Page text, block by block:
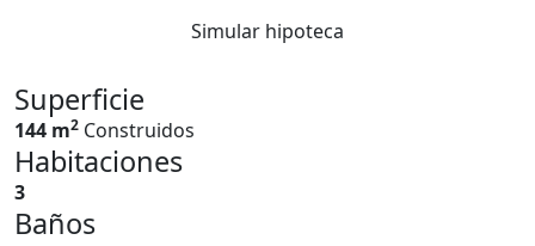
Simular hipoteca
Superficie
144 m2 Construidos
Habitaciones
3
Baños